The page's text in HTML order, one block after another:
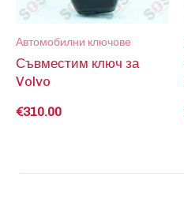
Автомобилни ключове
Съвместим ключ за
Volvo
€310.00